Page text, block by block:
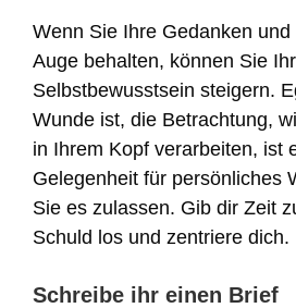
Wenn Sie Ihre Gedanken
Auge behalten, können Sie Ihr
Selbstbewusstsein steigern.
Wunde ist, die Betrachtung,
in Ihrem Kopf verarbeiten, ist
Gelegenheit für persönliches
Sie es zulassen. Gib dir Zeit
Schuld los und zentriere dich.
Schreibe ihr einen Brief